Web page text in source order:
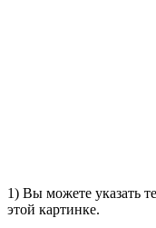
1) Вы можете указать
этой картинке.